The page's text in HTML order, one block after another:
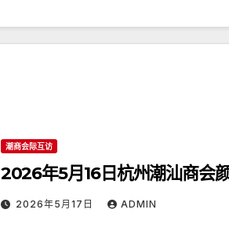
潮商会际互访
2026年5月16日杭州潮汕商会
2026年5月17日 ADMIN